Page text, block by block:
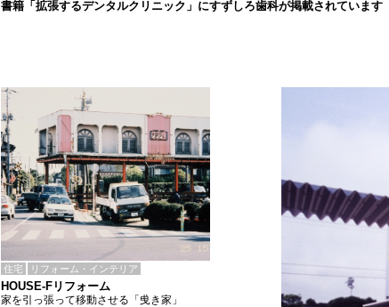
書籍「拡張するデンタルクリニック」にすずしろ歯科が掲載されています
住宅 リフォーム・インテリア
HOUSE-Fリフォーム
家を引っ張って移動させる「曵き家」